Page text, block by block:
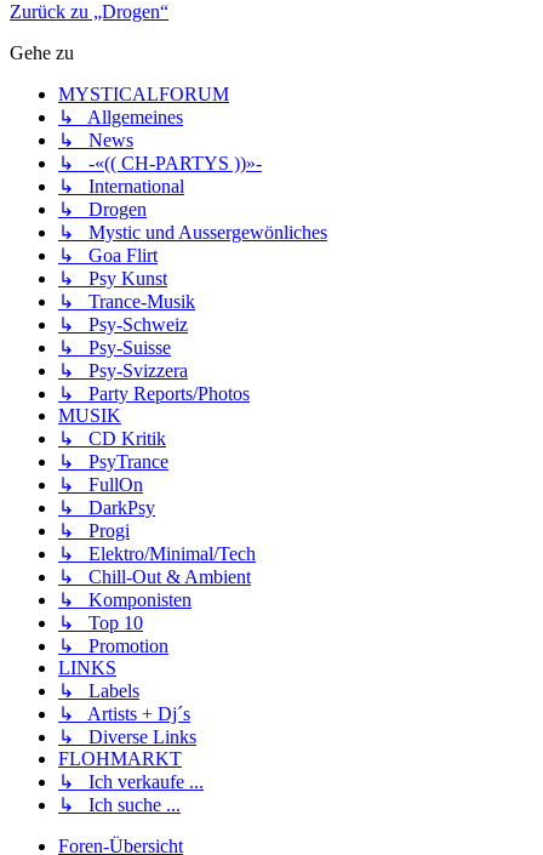
Zurück zu „Drogen“
Gehe zu
MYSTICALFORUM
↳ Allgemeines
↳ News
↳ -«(( CH-PARTYS ))»-
↳ International
↳ Drogen
↳ Mystic und Aussergewönliches
↳ Goa Flirt
↳ Psy Kunst
↳ Trance-Musik
↳ Psy-Schweiz
↳ Psy-Suisse
↳ Psy-Svizzera
↳ Party Reports/Photos
MUSIK
↳ CD Kritik
↳ PsyTrance
↳ FullOn
↳ DarkPsy
↳ Progi
↳ Elektro/Minimal/Tech
↳ Chill-Out & Ambient
↳ Komponisten
↳ Top 10
↳ Promotion
LINKS
↳ Labels
↳ Artists + Dj´s
↳ Diverse Links
FLOHMARKT
↳ Ich verkaufe ...
↳ Ich suche ...
Foren-Übersicht